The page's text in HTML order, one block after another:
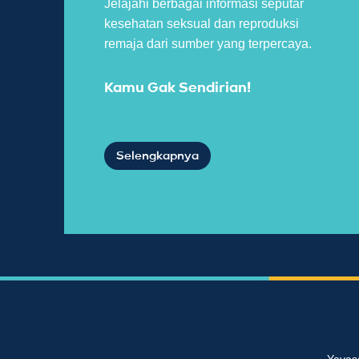
Jelajahi berbagai informasi seputar
kesehatan seksual dan reproduksi
remaja dari sumber yang terpercaya.
Kamu Gak Sendirian!
Selengkapnya